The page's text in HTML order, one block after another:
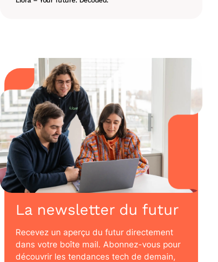
La newsletter du futur
Recevez un aperçu du futur directement
dans votre boîte mail. Abonnez-vous pour
découvrir les tendances tech de demain,